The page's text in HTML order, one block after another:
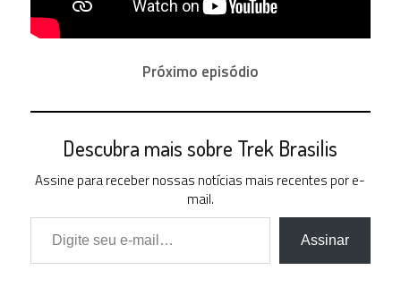
Próximo episódio
Descubra mais sobre Trek Brasilis
Assine para receber nossas notícias mais recentes por e-
mail.
Digite seu e-mail…
Assinar